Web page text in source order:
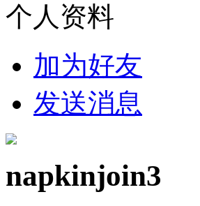
个人资料
加为好友
发送消息
napkinjoin3